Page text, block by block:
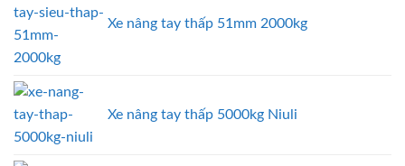
Xe nâng tay thấp 51mm 2000kg
Xe nâng tay thấp 5000kg Niuli